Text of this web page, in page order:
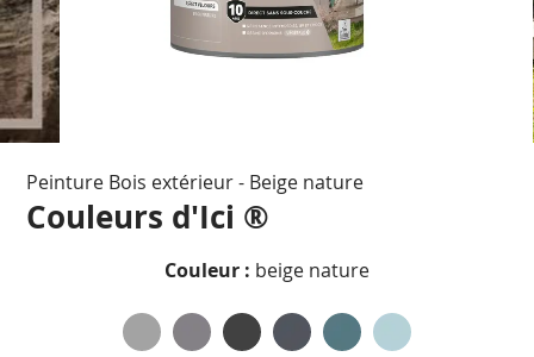
début
Peinture Bois extérieur - Beige nature
Couleurs d'Ici ®
Couleur : beige nature